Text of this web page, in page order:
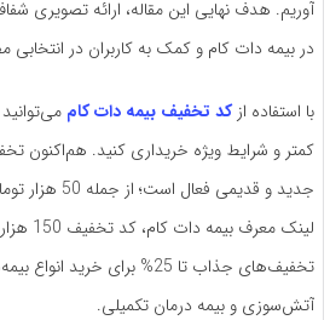
آوریم. هدف نهایی این مقاله، ارائه تصویری
در بیمه دات کام و کمک به کاربران در
با استفاده ازکد تخفیف بیمه دات کام
کمتر و شرایط ویژه خریداری کنید. هم‌اکنون
جدید و قدیمی
لینک
تخفیف‌های جذاب تا 25% برای
آتش‌سوزی و بیمه درمان تکمیلی.